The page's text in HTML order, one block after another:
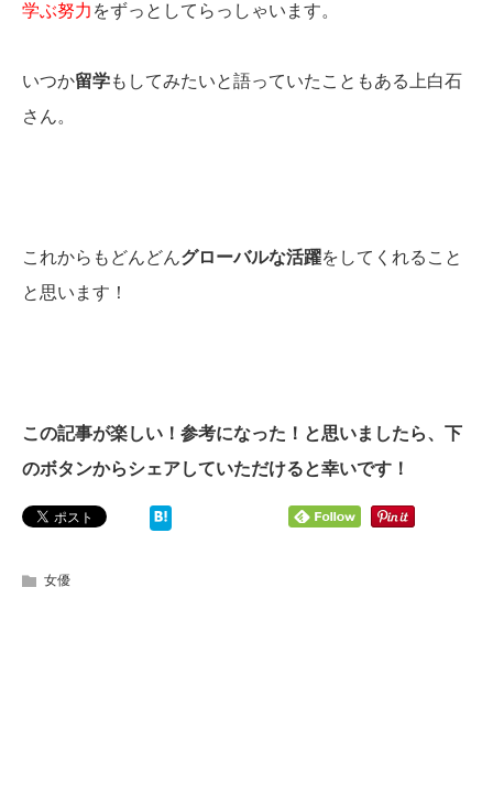
学ぶ努力 をずっとしてらっしゃいます。
いつか留学もしてみたいと語っていたこともある上白石
さん。
これからもどんどんグローバルな活躍をしてくれること
と思います！
この記事が楽しい！参考になった！と思いましたら、下
のボタンからシェアしていただけると幸いです！
女優